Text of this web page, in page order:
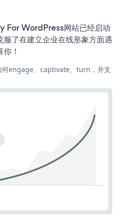
For WordPress网站已经启动
了在建立企业在线形象方面遇
！
engage、captivate、turn，并支